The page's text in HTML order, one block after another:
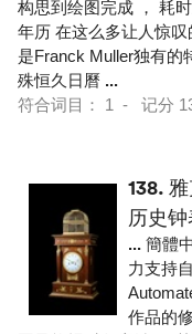
构思到绘图完成 ， 耗
年历 在这么多让人惊
是Franck Muller独有的
殊恒久日曆 ...
符合词目： 1 - 记分
138.
历史
... 簡體
力支持
作品的